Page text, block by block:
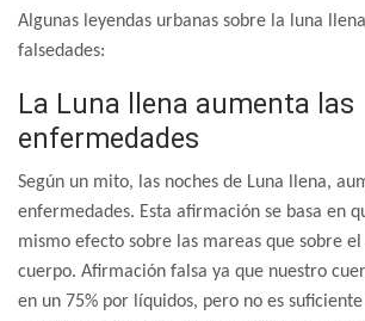
Algunas leyendas urbanas sobre la luna
falsedades:
La Luna llena aumenta las
enfermedades
Según un mito, las noches de Luna llena,
enfermedades. Esta afirmación se basa en
mismo efecto sobre las mareas que sobre
cuerpo. Afirmación falsa ya que nuestro
en un 75% por líquidos, pero no es